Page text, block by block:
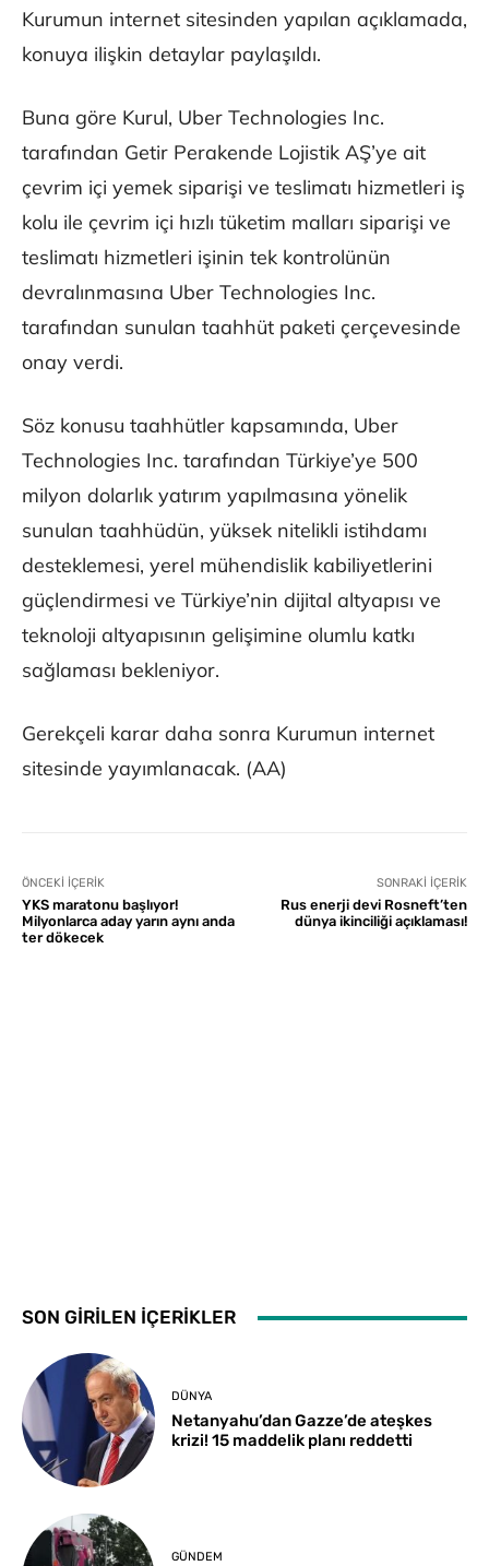
Kurumun internet sitesinden yapılan açıklamada,
konuya ilişkin detaylar paylaşıldı.
Buna göre Kurul, Uber Technologies Inc.
tarafından Getir Perakende Lojistik AŞ’ye ait
çevrim içi yemek siparişi ve teslimatı hizmetleri iş
kolu ile çevrim içi hızlı tüketim malları siparişi ve
teslimatı hizmetleri işinin tek kontrolünün
devralınmasına Uber Technologies Inc.
tarafından sunulan taahhüt paketi çerçevesinde
onay verdi.
Söz konusu taahhütler kapsamında, Uber
Technologies Inc. tarafından Türkiye’ye 500
milyon dolarlık yatırım yapılmasına yönelik
sunulan taahhüdün, yüksek nitelikli istihdamı
desteklemesi, yerel mühendislik kabiliyetlerini
güçlendirmesi ve Türkiye’nin dijital altyapısı ve
teknoloji altyapısının gelişimine olumlu katkı
sağlaması bekleniyor.
Gerekçeli karar daha sonra Kurumun internet
sitesinde yayımlanacak. (AA)
ÖNCEKI İÇERIK
YKS maratonu başlıyor!
Milyonlarca aday yarın aynı anda
ter dökecek
SONRAKI İÇERIK
Rus enerji devi Rosneft’ten
dünya ikinciliği açıklaması!
SON GİRİLEN İÇERİKLER
DÜNYA
Netanyahu’dan Gazze’de ateşkes
krizi! 15 maddelik planı reddetti
GÜNDEM